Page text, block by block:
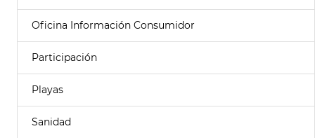
Oficina Información Consumidor
Participación
Playas
Sanidad